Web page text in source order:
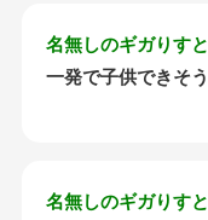
名無しのギガりすと
一発で子供できそう
名無しのギガりすと